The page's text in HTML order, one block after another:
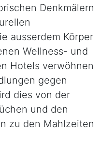
Denkmälern
ausserdem Körper
Wellness- und
Hotels verwöhnen
gegen
dies von der
und den
zu den Mahlzeiten